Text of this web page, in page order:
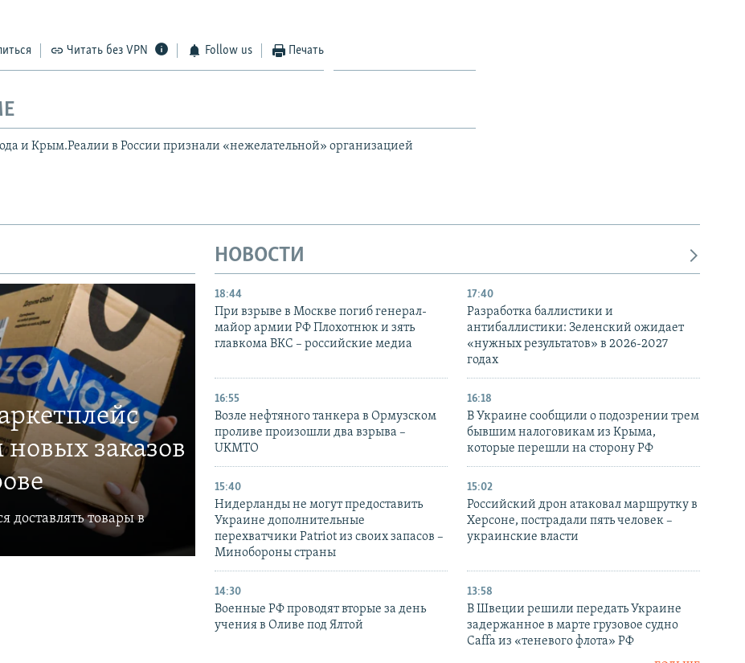
Читать без VPN Follow us Печать
и Крым.Реалии в России признали «нежелательной» организацией
заказов
доставлять товары в
НОВОСТИ
18:44
При взрыве в Москве погиб генерал-
майор армии РФ Плохотнюк и зять
главкома ВКС – российские медиа
17:40
Разработка баллистики и
антибаллистики: Зеленский ожидает
«нужных результатов» в 2026-2027
годах
16:55
Возле нефтяного танкера в Ормузском
проливе произошли два взрыва –
UKMTO
16:18
В Украине сообщили о подозрении трем
бывшим налоговикам из Крыма,
которые перешли на сторону РФ
15:40
Нидерланды не могут предоставить
Украине дополнительные
перехватчики Patriot из своих запасов –
Минобороны страны
15:02
Российский дрон атаковал маршрутку в
Херсоне, пострадали пять человек –
украинские власти
14:30
Военные РФ проводят вторые за день
учения в Оливе под Ялтой
13:58
В Швеции решили передать Украине
задержанное в марте грузовое судно
Caffa из «теневого флота» РФ